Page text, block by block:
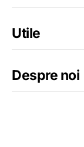
Utile
Despre noi